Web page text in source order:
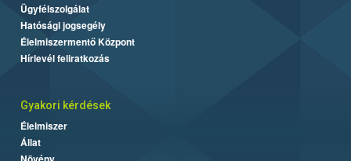
Ügyfélszolgálat
Hatósági jogsegély
Élelmiszermentő Központ
Hírlevél feliratkozás
Gyakori kérdések
Élelmiszer
Állat